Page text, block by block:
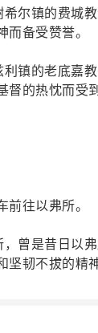
希尔镇的费城
而备受赞誉。
利镇的老底嘉
督的热忱而受
前往以弗所。
，曾是昔日以
坚韧不拔的精